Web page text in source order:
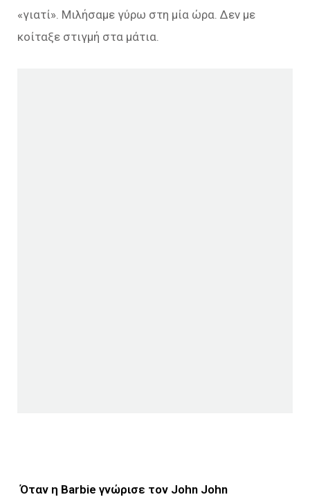
«γιατί». Μιλήσαμε γύρω στη μία ώρα. Δεν με
κοίταξε στιγμή στα μάτια.
Όταν η Barbie γνώρισε τον John John